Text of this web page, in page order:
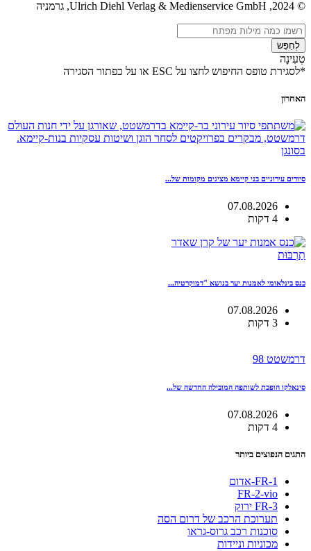
© 2024, Ulrich Diehl Verlag & Medienservice GmbH, גרמניה
לְחַפֵּשׂ
טְעִינָה
*לסגירת טופס החיפוש לחצו על ESC או על כפתור הסגירה
האחרון
בסונגן
סיורים עירוניים בני קיימא מציגים מקומות של...
07.08.2026
4 דקות
תַרְבּוּת
כנס בינלאומי לאמנות יער בנושא "דמוקרטיה...
07.08.2026
3 דקות
דרמשטט 98
סינאלקו הופכת לשותפה המובילה החדשה של...
07.08.2026
4 דקות
התגים הנפוצים ביותר
FR-1-אדום
FR-2-vio
FR-3 ירוק
תערוכת הרכב של דרום הסה
סוכנות רכב גרוס-גראו
מכוניות וניידות